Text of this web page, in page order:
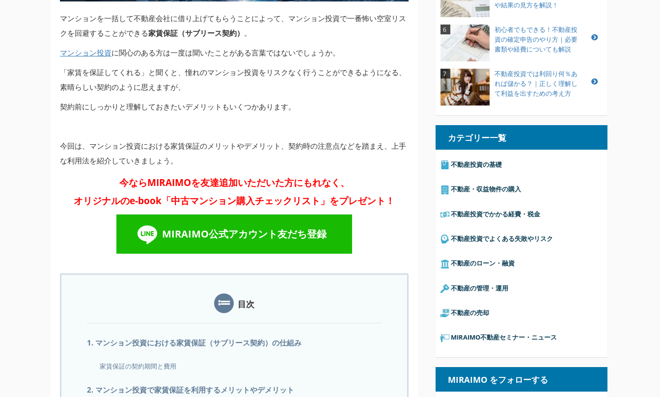
マンションを一括して不動産会社に借り上げてもらうことによって、マンション投資で一番怖い空室リス
クを回避することができる家賃保証（サブリース契約） 。
マンション投資に関心のある方は一度は聞いたことがある言葉ではないでしょうか。
「家賃を保証してくれる」と聞くと、憧れのマンション投資をリスクなく行うことができるようになる、
素晴らしい契約のように思えますが、
契約前にしっかりと理解しておきたいデメリットもいくつかあります。
今回は、マンション投資における家賃保証のメリットやデメリット、契約時の注意点などを踏まえ、上手
な利用法を紹介していきましょう。
今ならMIRAIMOを友達追加いただいた方にもれなく、
オリジナルのe-book「中古マンション購入チェックリスト」をプレゼント！
MIRAIMO公式アカウント友だち登録
目次
1. マンション投資における家賃保証（サブリース契約）の仕組み
家賃保証の契約期間と費用
2. マンション投資で家賃保証を利用するメリットやデメリット
や結果の見方を解説！
6
初心者でもできる！不動産投
資の確定申告のやり方｜必要
書類や経費についても解説
7
不動産投資では利回り何％あ
れば儲かる？｜正しく理解し
て利益を出すための考え方
カテゴリー一覧
不動産投資の基礎
不動産・収益物件の購入
不動産投資でかかる経費・税金
不動産投資でよくある失敗やリスク
不動産のローン・融資
不動産の管理・運用
不動産の売却
MIRAIMO不動産セミナー・ニュース
MIRAIMO をフォローする